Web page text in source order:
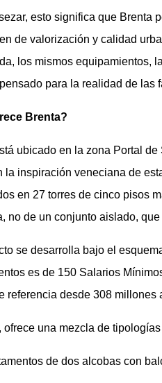
esto significa que Brenta
de valorización y calidad
los mismos equipamientos,
para la realidad de las
Brenta?
ubicado en la zona Portal
la inspiración veneciana de
en 27 torres de cinco pisos
no de un conjunto aislado,
se desarrolla bajo el
es de 150 Salarios
referencia desde 308 millones
ofrece una mezcla de
de dos alcobas con